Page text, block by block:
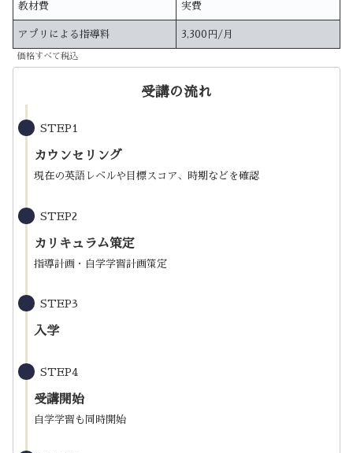
教材費 実費
アプリによる指導料 3,300円/月
価格すべて税込
受講の流れ
STEP1
カウンセリング
現在の英語レベルや目標スコア、時期などを確認
STEP2
カリキュラム策定
指導計画・自学学習計画策定
STEP3
入学
STEP4
受講開始
自学学習も同時開始